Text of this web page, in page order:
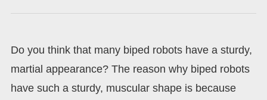
Do you think that many biped robots have a sturdy,
martial appearance? The reason why biped robots
have such a sturdy, muscular shape is because